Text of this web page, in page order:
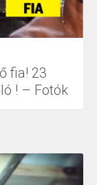
fia! 23
! – Fotók